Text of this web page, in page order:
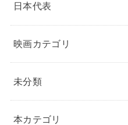
日本代表
映画カテゴリ
未分類
本カテゴリ